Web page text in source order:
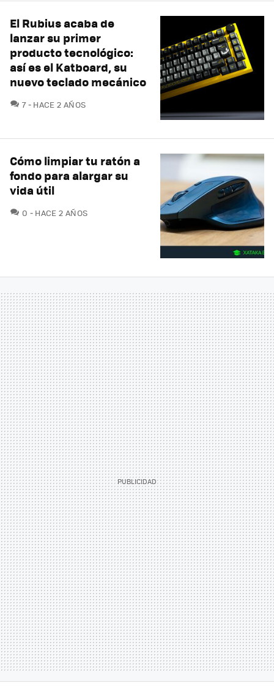
El Rubius acaba de
lanzar su primer
producto tecnológico:
así es el Katboard, su
nuevo teclado mecánico
7COMENTARIOS
HACE 2 AÑOS
Cómo limpiar tu ratón a
fondo para alargar su
vida útil
0 COMENTARIOS
HACE 2 AÑOS